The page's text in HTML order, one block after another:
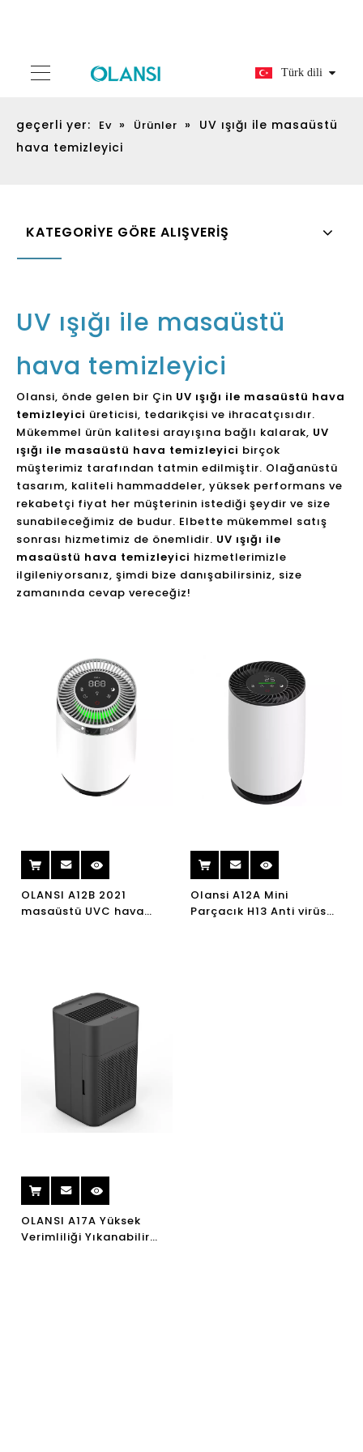
Türk dili
geçerli yer: Ev » Ürünler »
UV ışığı ile masaüstü
hava temizleyici
KATEGORİYE GÖRE ALIŞVERİŞ
UV ışığı ile masaüstü
hava temizleyici
Olansi, önde gelen bir Çin UV ışığı ile masaüstü hava
temizleyici üreticisi, tedarikçisi ve ihracatçısıdır.
Mükemmel ürün kalitesi arayışına bağlı kalarak, UV
ışığı ile masaüstü hava temizleyici birçok
müşterimiz tarafından tatmin edilmiştir. Olağanüstü
tasarım, kaliteli hammaddeler, yüksek performans ve
rekabetçi fiyat her müşterinin istediği şeydir ve size
sunabileceğimiz de budur. Elbette mükemmel satış
sonrası hizmetimiz de önemlidir. UV ışığı ile
masaüstü hava temizleyici hizmetlerimizle
ilgileniyorsanız, şimdi bize danışabilirsiniz, size
zamanında cevap vereceğiz!
OLANSI A12B 2021
masaüstü UVC hava
Olansi A12A Mini
Parçacık H13 Anti virüs
OLANSI A17A Yüksek
Verimliliği Yıkanabilir